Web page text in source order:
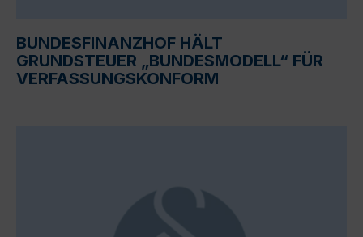
BUNDESFINANZHOF HÄLT
GRUNDSTEUER „BUNDESMODELL“ FÜR
VERFASSUNGSKONFORM